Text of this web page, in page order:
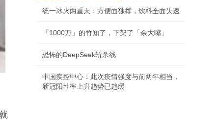
统一冰火两重天：方便面独撑，饮料全面失速
「1000万」的竹知了，下架了「余大嘴」
恐怖的DeepSeek斩杀线
中国疾控中心：此次疫情强度与前两年相当，
新冠阳性率上升趋势已趋缓